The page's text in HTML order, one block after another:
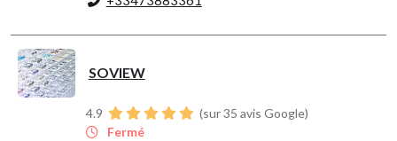
SOVIEW
4.9
(sur 35 avis Google)
Fermé